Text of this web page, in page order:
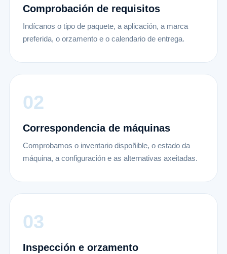
Comprobación de requisitos
Indícanos o tipo de paquete, a aplicación, a marca
preferida, o orzamento e o calendario de entrega.
Correspondencia de máquinas
Comprobamos o inventario dispoñible, o estado da
máquina, a configuración e as alternativas axeitadas.
Inspección e orzamento